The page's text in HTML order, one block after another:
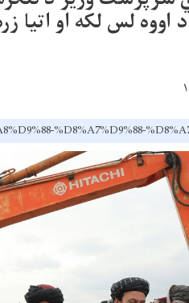
اووه لس لکه او اتیا
%D8%A7%D9%88-